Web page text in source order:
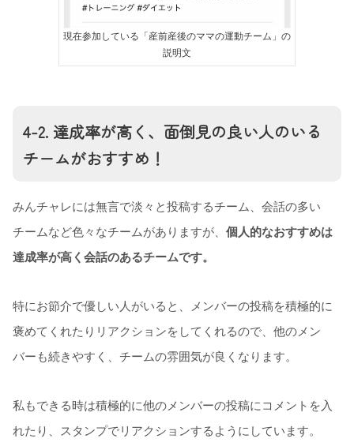
現在参加している「産前産後のママの運動チーム」の
説明文
4-2. 達成率が高く、面倒見の良い人のいる
チームがおすすめ！
みんチャレには無言で淡々と投稿するチーム、会話の多い
チームなど色々なチームがありますが、 個人的なおすすめは
達成率が高く会話のあるチームです。
特にお節介で優しい人がいると、メンバーの投稿を積極的に
褒めてくれたり リアクションをしてくれるので、他のメン
バーも続きやすく、チームの雰囲気が良くなります。
私もできる時は積極的に他のメンバーの投稿にコメントを入
れたり、スタンプでリアクションするようにしています。